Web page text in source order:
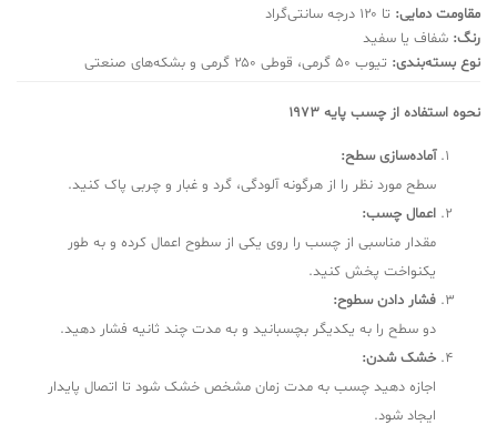
مقاومت دمایی: تا ۱۲۰ درجه سانتی‌گراد
رنگ: شفاف یا سفید
نوع بسته‌بندی: تیوب ۵۰ گرمی، قوطی ۲۵۰ گرمی و بشکه‌های صنعتی
نحوه استفاده از چسب پایه 1973
آماده‌سازی سطح:
سطح مورد نظر را از هرگونه آلودگی، گرد و غبار و چربی پاک کنید.
اعمال چسب:
مقدار مناسبی از چسب را روی یکی از سطوح اعمال کرده و به طور
یکنواخت پخش کنید.
فشار دادن سطوح:
دو سطح را به یکدیگر بچسبانید و به مدت چند ثانیه فشار دهید.
خشک شدن:
اجازه دهید چسب به مدت زمان مشخص خشک شود تا اتصال پایدار
ایجاد شود.